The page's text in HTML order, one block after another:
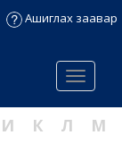
Ашиглах заавар
Menu
И К Л
М